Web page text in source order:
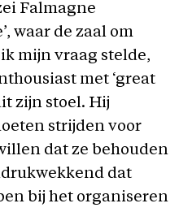
Falmagne
waar de zaal om
ik mijn vraag stelde,
met ‘great
zijn stoel. Hij
strijden voor
dat ze behouden
dat
bij het organiseren